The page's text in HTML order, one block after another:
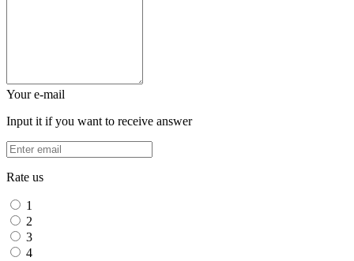
Your e-mail
Input it if you want to receive answer
Rate us
1
2
3
4